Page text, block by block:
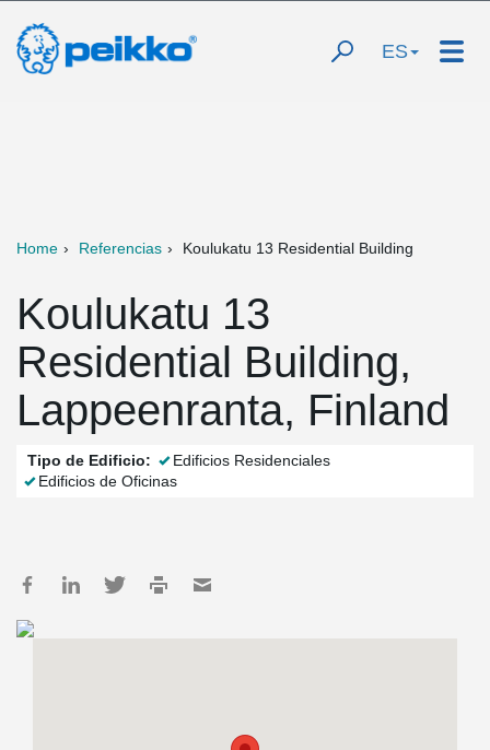
ES
Home Referencias Koulukatu 13 Residential Building
Koulukatu 13
Residential Building,
Lappeenranta, Finland
Tipo de Edificio:
Edificios Residenciales
Edificios de Oficinas